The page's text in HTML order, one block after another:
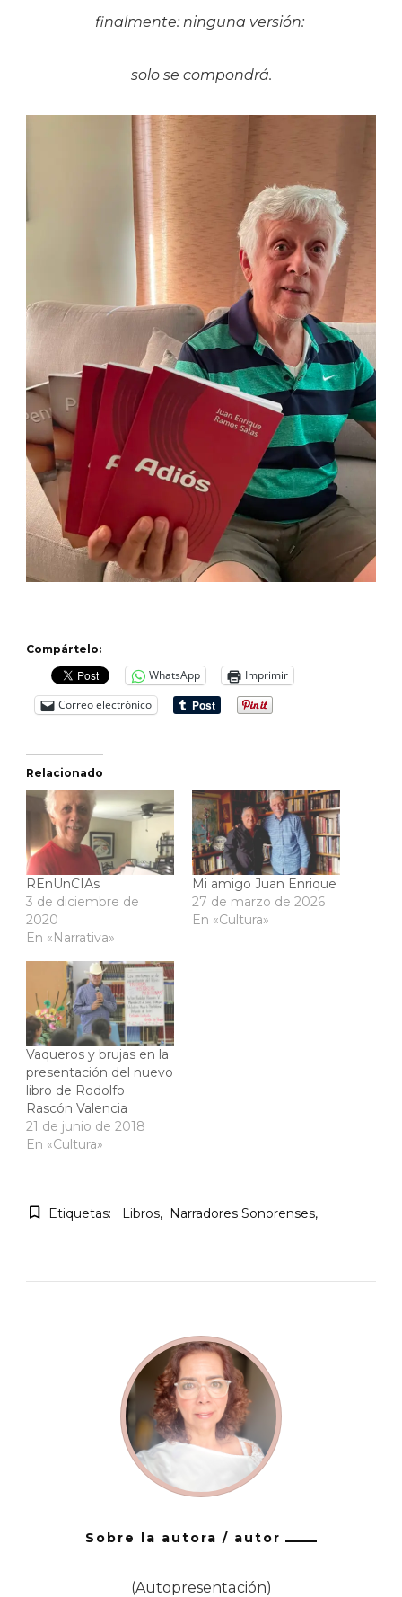
finalmente: ninguna versión:
solo se compondrá.
Compártelo:
WhatsApp
Imprimir
Correo electrónico
Relacionado
REnUnCIAs
3 de diciembre de
2020
En «Narrativa»
Mi amigo Juan Enrique
27 de marzo de 2026
En «Cultura»
Vaqueros y brujas en la
presentación del nuevo
libro de Rodolfo
Rascón Valencia
21 de junio de 2018
En «Cultura»
Etiquetas: Libros Narradores Sonorenses
Sobre la autora / autor
(Autopresentación)